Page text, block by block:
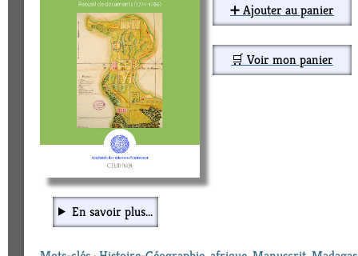
➕ Ajouter au panier
🛒 Voir mon panier
En savoir plus...